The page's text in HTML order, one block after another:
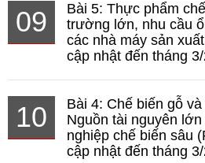
09
Bài 5: Thực phẩm
trường lớn, nhu cầu
các nhà máy sản
cập nhật đến tháng
10
Bài 4: Chế biến gỗ
Nguồn tài nguyên
nghiệp chế biến sâu
cập nhật đến tháng